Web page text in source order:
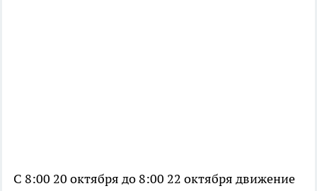
С 8:00 20 октября до 8:00 22 октября движение